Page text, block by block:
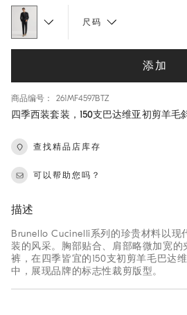
尺码
添加
商品编号： 261MF4597BTZ
四季西装套装，150支巴达维亚初剪羊毛
查找精品店库存
可以帮助您吗？
描述
Brunello Cucinelli系列的珍贵材料以现
装的风采。胸部贴合、肩部略微加宽
裤，在四季皆宜的150支初剪羊毛巴达
中，展现品牌的标志性裁剪版型。